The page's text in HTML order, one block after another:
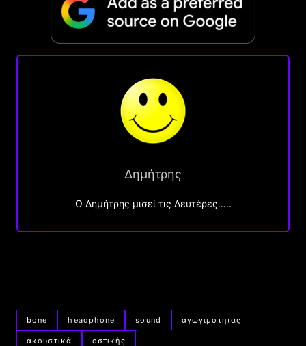
Δημήτρης
O Δημήτρης μισεί τις Δευτέρες…..
bone headphone sound αγωγιμότητας
ακουστικά οστικής